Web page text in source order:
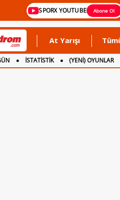
SPORX YOUTUBE Abone Ol
At Yarışı
İSTATİSTİK
(YENİ) OYUNLAR